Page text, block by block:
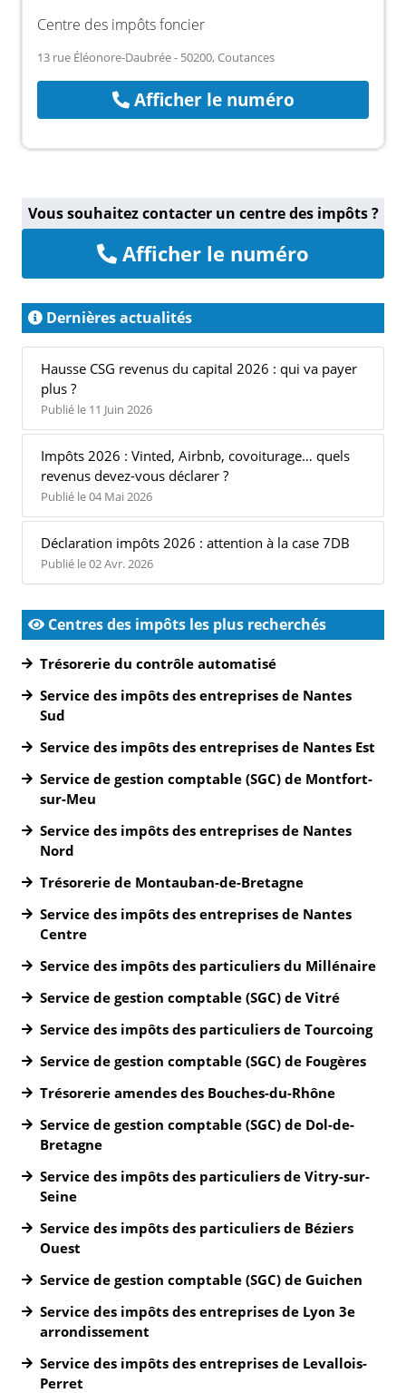
Centre des impôts foncier
13 rue Éléonore-Daubrée - 50200, Coutances
Afficher le numéro
Vous souhaitez contacter un centre des impôts ?
Afficher le numéro
Dernières actualités
Hausse CSG revenus du capital 2026 : qui va payer
plus ?
Publié le 11 Juin 2026
Impôts 2026 : Vinted, Airbnb, covoiturage… quels
revenus devez-vous déclarer ?
Publié le 04 Mai 2026
Déclaration impôts 2026 : attention à la case 7DB
Publié le 02 Avr. 2026
Centres des impôts les plus recherchés
Trésorerie du contrôle automatisé
Service des impôts des entreprises de Nantes
Sud
Service des impôts des entreprises de Nantes Est
Service de gestion comptable (SGC) de Montfort-
sur-Meu
Service des impôts des entreprises de Nantes
Nord
Trésorerie de Montauban-de-Bretagne
Service des impôts des entreprises de Nantes
Centre
Service des impôts des particuliers du Millénaire
Service de gestion comptable (SGC) de Vitré
Service des impôts des particuliers de Tourcoing
Service de gestion comptable (SGC) de Fougères
Trésorerie amendes des Bouches-du-Rhône
Service de gestion comptable (SGC) de Dol-de-
Bretagne
Service des impôts des particuliers de Vitry-sur-
Seine
Service des impôts des particuliers de Béziers
Ouest
Service de gestion comptable (SGC) de Guichen
Service des impôts des entreprises de Lyon 3e
arrondissement
Service des impôts des entreprises de Levallois-
Perret